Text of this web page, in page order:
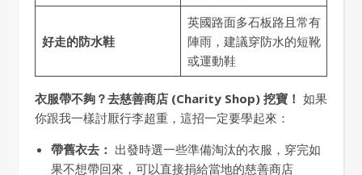
好走的防水鞋
英國路面多石板路且常有
陣雨，建議穿防水的短靴
或運動鞋
衣服帶不夠？去慈善商店 (Charity Shop) 挖寶！ 如果
你跟我一樣討厭行李超重，這招一定要學起來：
帶舊衣去： 出發時選一些準備淘汰的衣服，穿完如
果不想帶回來，可以直接捐給當地的慈善商店